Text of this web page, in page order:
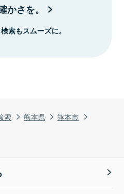
索 熊本県
熊本市
かさを。
索もスムーズに。